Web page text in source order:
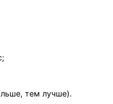
тем лучше).